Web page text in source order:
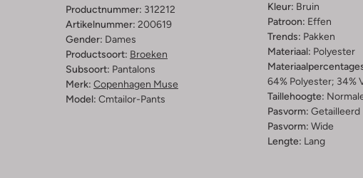
Productnummer: 312212
Artikelnummer: 200619
Gender: Dames
Productsoort: Broeken
Subsoort: Pantalons
Merk: Copenhagen Muse
Model: Cmtailor-Pants
Kleur: Bruin
Patroon: Effen
Trends: Pakken
Materiaal: Polyester
64% Polyester; 34%
Taillehoogte:
Pasvorm: Getailleerd
Pasvorm: Wide
Lengte: Lang